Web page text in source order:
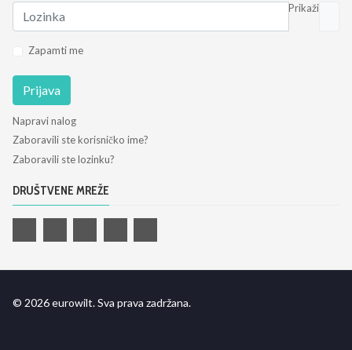
Prikaži
Zapamti me
Prijava
Napravi nalog
Zaboravili ste korisničko ime?
Zaboravili ste lozinku?
DRUŠTVENE MREŽE
© 2026 eurowilt. Sva prava zadržana.